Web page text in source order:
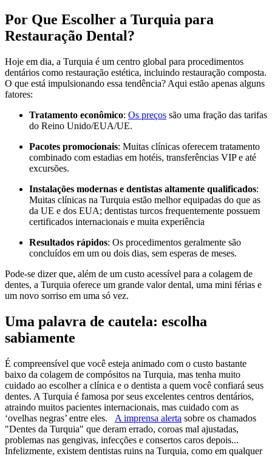
Por Que Escolher a Turquia para
Restauração Dental?
Hoje em dia, a Turquia é um centro global para procedimentos
dentários como restauração estética, incluindo restauração composta.
O que está impulsionando essa tendência? Aqui estão apenas alguns
fatores:
Tratamento econômico: Os preços são uma fração das tarifas
do Reino Unido/EUA/UE.
Pacotes promocionais: Muitas clínicas oferecem tratamento
combinado com estadias em hotéis, transferências VIP e até
excursões.
Instalações modernas e dentistas altamente qualificados:
Muitas clínicas na Turquia estão melhor equipadas do que as
da UE e dos EUA; dentistas turcos frequentemente possuem
certificados internacionais e muita experiência
Resultados rápidos: Os procedimentos geralmente são
concluídos em um ou dois dias, sem esperas de meses.
Pode-se dizer que, além de um custo acessível para a colagem de
dentes, a Turquia oferece um grande valor dental, uma mini férias e
um novo sorriso em uma só vez.
Uma palavra de cautela: escolha
sabiamente
É compreensível que você esteja animado com o custo bastante
baixo da colagem de compósitos na Turquia, mas tenha muito
cuidado ao escolher a clínica e o dentista a quem você confiará seus
dentes. A Turquia é famosa por seus excelentes centros dentários,
atraindo muitos pacientes internacionais, mas cuidado com as
‘ovelhas negras’ entre eles. A imprensa alerta sobre os chamados
"Dentes da Turquia" que deram errado, coroas mal ajustadas,
problemas nas gengivas, infecções e consertos caros depois...
Infelizmente, existem dentistas ruins na Turquia, como em qualquer